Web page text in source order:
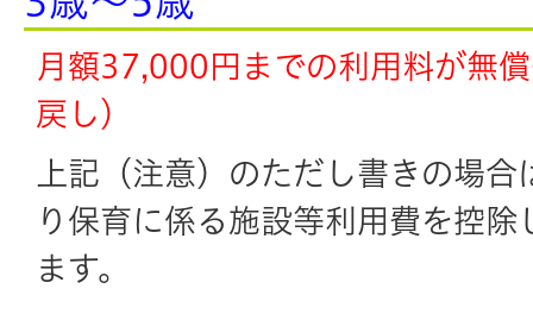
月額37,000円までの利用料が無
戻し）
上記（注意）のただし書きの場
り保育に係る施設等利用費を控
ます。